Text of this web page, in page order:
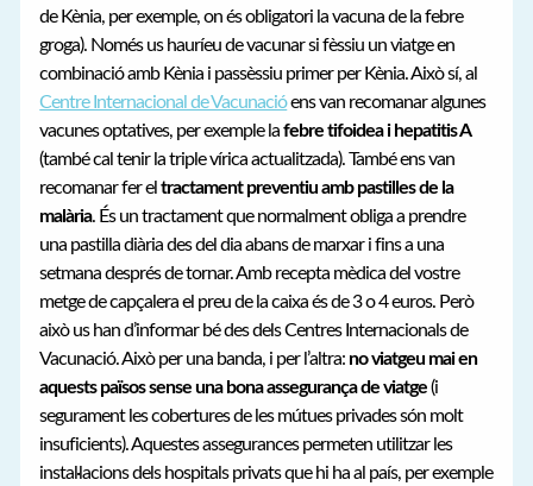
de Kènia, per exemple, on és obligatori la vacuna de la febre
groga). Només us hauríeu de vacunar si fèssiu un viatge en
combinació amb Kènia i passèssiu primer per Kènia. Això sí, al
Centre Internacional de Vacunacióens van recomanar algunes
vacunes optatives, per exemple lafebre tifoidea i hepatitis A
(també cal tenir la triple vírica actualitzada). També ens van
recomanar fer el tractament preventiu amb pastilles de la
malària. És un tractament que normalment obliga a prendre
una pastilla diària des del dia abans de marxar i fins a una
setmana després de tornar. Amb recepta mèdica del vostre
metge de capçalera el preu de la caixa és de 3 o 4 euros. Però
això us han d’informar bé des dels Centres Internacionals de
Vacunació. Això per una banda, i per l’altra: no viatgeu mai en
aquests països sense una bona assegurança de viatge(i
segurament les cobertures de les mútues privades són molt
insuficients). Aquestes assegurances permeten utilitzar les
instal·lacions dels hospitals privats que hi ha al país, per exemple